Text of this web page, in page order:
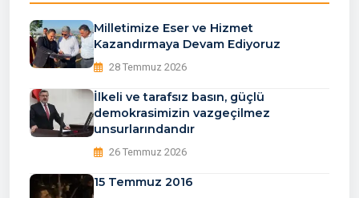
Milletimize Eser ve Hizmet
Kazandırmaya Devam Ediyoruz
28 Temmuz 2026
İlkeli ve tarafsız basın, güçlü
demokrasimizin vazgeçilmez
unsurlarındandır
26 Temmuz 2026
15 Temmuz 2016